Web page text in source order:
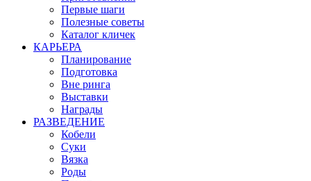
Первые шаги
Полезные советы
Каталог кличек
КАРЬЕРА
Планирование
Подготовка
Вне ринга
Выставки
Награды
РАЗВЕДЕНИЕ
Кобели
Суки
Вязка
Роды